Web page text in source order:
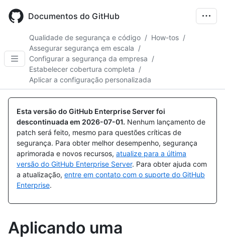
main
Documentos do GitHub
Qualidade de segurança e código / How-tos /
Assegurar segurança em escala /
Configurar a segurança da empresa /
Estabelecer cobertura completa /
Aplicar a configuração personalizada
Esta versão do GitHub Enterprise Server foi
descontinuada em 2026-07-01. Nenhum lançamento de
patch será feito, mesmo para questões críticas de
segurança. Para obter melhor desempenho, segurança
aprimorada e novos recursos, atualize para a última
versão do GitHub Enterprise Server. Para obter ajuda com
a atualização, entre em contato com o suporte do GitHub
Enterprise.
Aplicando uma